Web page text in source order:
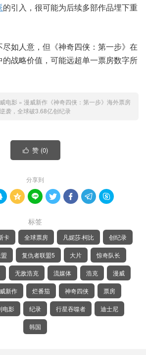
的引入，很可能为后续多部作品埋下重
如人意，但《神奇四侠：第一步》在
战略价值，可能远超单一票房数字所
电影 » 漫威新作《神奇四侠：第一步》海外票房
逆袭，全球破3.68亿创纪录
 赞 (0)
分享到
     
标签
卡 全球票房 凡妮莎·柯比 创纪录
复仇者联盟5 大片 惊奇队长
无敌浩克 流媒体 浩克 漫威
新作 烂番茄 神奇四侠 票房
电影 纪录 行星吞噬者 迪士尼
韩国